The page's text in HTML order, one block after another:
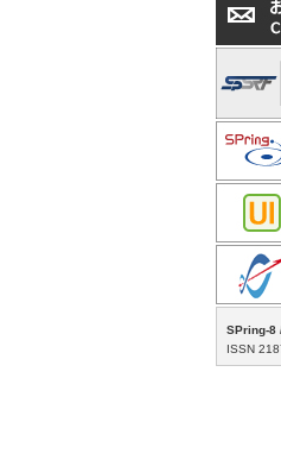
SPring-8
ISSN